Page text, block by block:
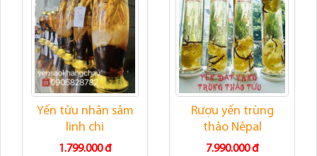
Yến tửu nhân sâm
linh chi
1.799.000 đ
Rượu yến trùng
thảo Nêpal
7.990.000 đ